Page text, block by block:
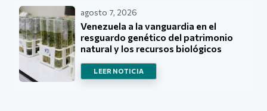
agosto 7, 2026
Venezuela a la vanguardia en el
resguardo genético del patrimonio
natural y los recursos biológicos
LEER NOTICIA